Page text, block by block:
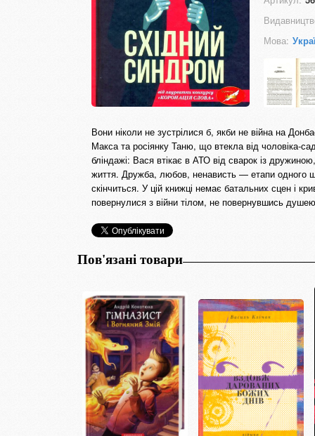
Мова:
Вони ніколи не зустрілися б, якби не війна на
Макса та росіянку Таню, що втекла від чоловіка-
бліндажі: Вася втікає в АТО від сварок із
життя. Дружба, любов, ненависть — етапи одного
скінчиться. У цій книжці немає батальних сцен і
повернулися з війни тілом, не повернувшись
Пов'язані товари